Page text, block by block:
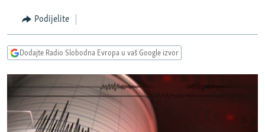
navigaciju
Pređite
na
CRNA GORA
VIDEO
INFOGRAFIKE
PODCASTI
RAT U UKRAJINI
KINA NA BALKANU
RSE PRIČE IZ SVIJETA
Podijelite
Dodajte Radio Slobodna Evropa u vaš Google izvor